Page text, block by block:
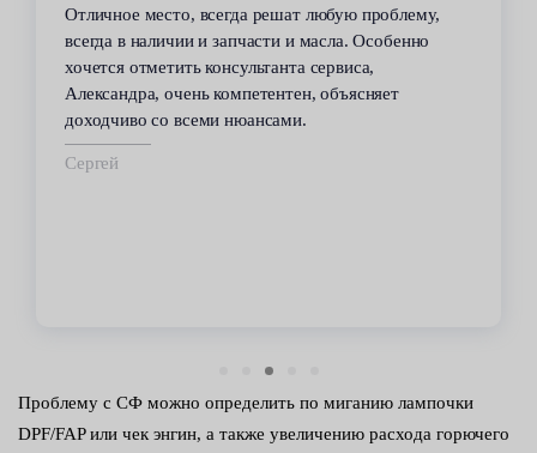
Отличное место, всегда решат любую проблему,
всегда в наличии и запчасти и масла. Особенно
хочется отметить консультанта сервиса,
Александра, очень компетентен, объясняет
доходчиво со всеми нюансами.
Сергей
Проблему с СФ можно определить по миганию лампочки
DPF/FAP или чек энгин, а также увеличению расхода горючего